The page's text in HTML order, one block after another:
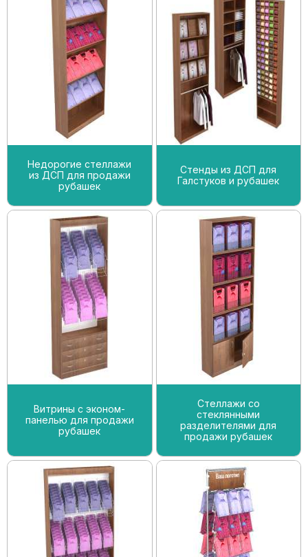
Недорогие стеллажи
из ДСП для продажи
рубашек
Стенды из ДСП для
Галстуков и рубашек
Витрины с эконом-
панелью для продажи
рубашек
Стеллажи со
стеклянными
разделителями для
продажи рубашек